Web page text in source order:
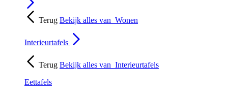
Terug Bekijk alles van Wonen
Interieurtafels
Terug Bekijk alles van Interieurtafels
Eettafels